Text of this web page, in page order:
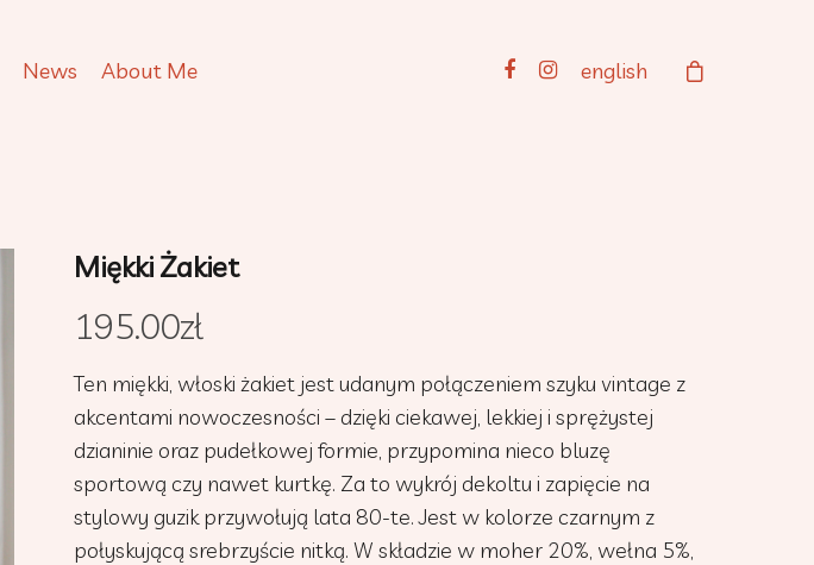
News About Me english
Miękki Żakiet
195.00zł
Ten miękki, włoski żakiet jest udanym połączeniem szyku vintage z
akcentami nowoczesności – dzięki ciekawej, lekkiej i sprężystej
dzianinie oraz pudełkowej formie, przypomina nieco bluzę
sportową czy nawet kurtkę. Za to wykrój dekoltu i zapięcie na
stylowy guzik przywołują lata 80-te. Jest w kolorze czarnym z
połyskującą srebrzyście nitką. W składzie w moher 20%, wełna 5%,